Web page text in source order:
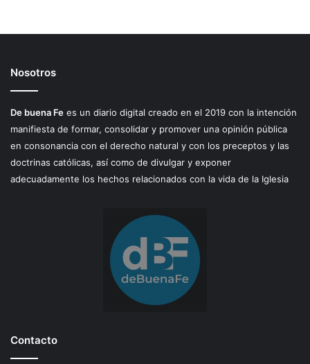
Nosotros
De buena Fe es un diario digital creado en el 2019 con la intención
manifiesta de formar, consolidar y promover una opinión pública
en consonancia con el derecho natural y con los preceptos y las
doctrinas católicas, así como de divulgar y exponer
adecuadamente los hechos relacionados con la vida de la Iglesia
Contacto